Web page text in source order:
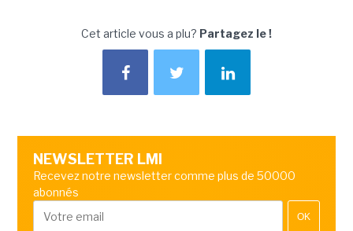
Cet article vous a plu? Partagez le !
NEWSLETTER LMI
Recevez notre newsletter comme plus de 50000
abonnés
OK